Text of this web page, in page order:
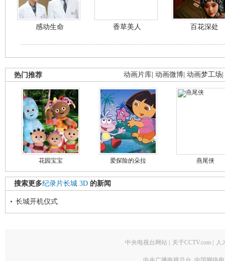
感动生命 香草美人 百花深处
动画片库 动画微博 动画梦工场
热门推荐
花园宝宝 爱探险的朵拉 燕尾侠
搜索更多纪录片长城 3D 的新闻
长城开机仪式
中央电视台网站 关于CCTV.com 人